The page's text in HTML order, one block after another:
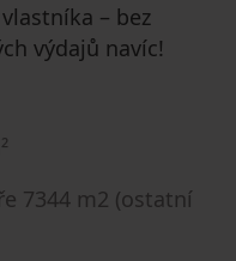
– bez
výdajů navíc!
7344 m2 (ostatní